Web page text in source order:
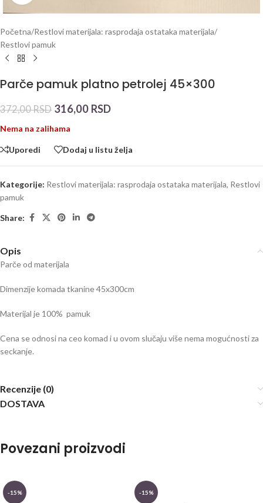
Početna/Restlovi materijala: rasprodaja ostataka materijala/
Restlovi pamuk
Parče pamuk platno petrolej 45×300
372,00RSD 316,00 RSD
Nema na zalihama
Uporedi Dodaj u listu želja
Kategorije: Restlovi materijala: rasprodaja ostataka materijala, Restlovi
pamuk
Share:
Opis
Parče od materijala
Dimenzije komada tkanine 45x300cm
Materijal je 100% pamuk
Cena se odnosi na ceo komad i u ovom slučaju više nema mogućnosti za
seckanje.
Recenzije (0)
DOSTAVA
Povezani proizvodi
-15% -15%